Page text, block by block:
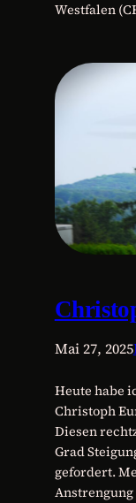
Westfalen
Mai 27, 2025
Heute habe
Christoph
Diesen
Grad
gefordert.